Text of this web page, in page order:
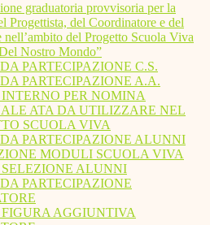
graduatoria provvisoria per la
Progettista, del Coordinatore e del
nell’ambito del Progetto Scuola Viva
Nostro Mondo”
PARTECIPAZIONE C.S.
PARTECIPAZIONE A.A.
PER NOMINA
ATA DA UTILIZZARE NEL
SCUOLA VIVA
PARTECIPAZIONE ALUNNI
MODULI SCUOLA VIVA
ALUNNI
PARTECIPAZIONE
AGGIUNTIVA